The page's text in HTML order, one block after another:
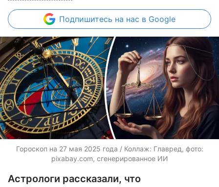
Подпишитесь на нас в Google
Гороскоп на 27 мая 2025 года / Коллаж: Главред, фото:
pixabay.com, сгенерированное ИИ
Астрологи рассказали, что